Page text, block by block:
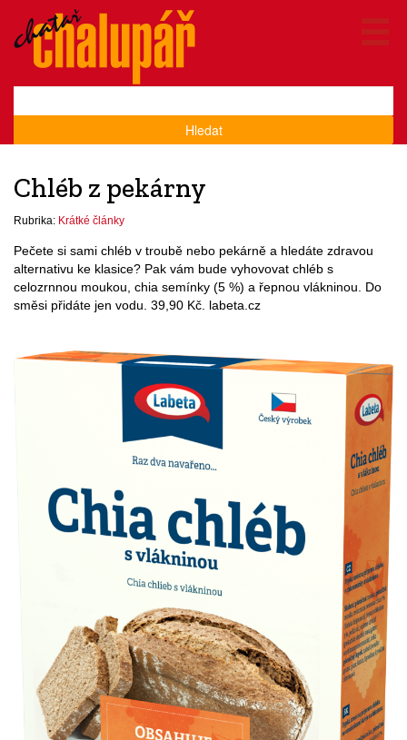
Hledat
Chléb z pekárny
Rubrika: Krátké články
Pečete si sami chléb v troubě nebo pekárně a hledáte zdravou
alternativu ke klasice? Pak vám bude vyhovovat chléb s
celozrnnou moukou, chia semínky (5 %) a řepnou vlákninou. Do
směsi přidáte jen vodu. 39,90 Kč. labeta.cz